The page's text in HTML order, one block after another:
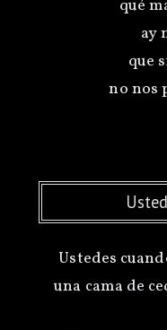
qué
ay
que
no nos
Ustedes
una cama de